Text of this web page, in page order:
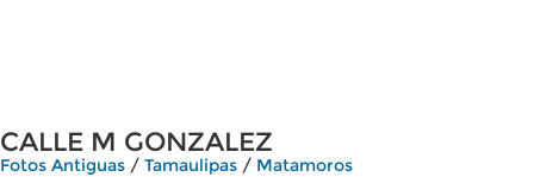
CALLE M GONZALEZ
Fotos Antiguas / Tamaulipas / Matamoros